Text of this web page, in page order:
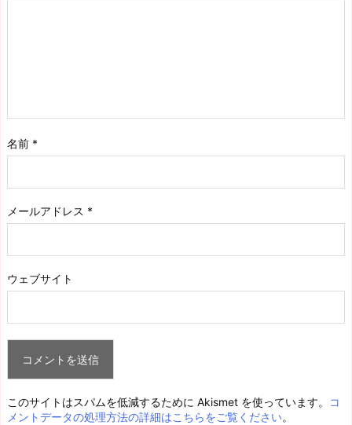
名前 *
メールアドレス *
ウェブサイト
このサイトはスパムを低減するために Akismet を使っています。
コ
メントデータの処理方法の詳細はこちらをご覧ください。